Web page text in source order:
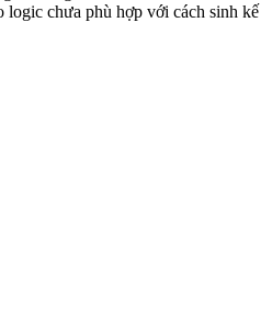
logic chưa phù hợp với cách sinh kế